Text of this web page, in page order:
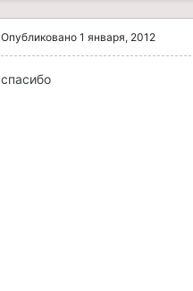
Опубликовано 1 января, 2012
спасибо